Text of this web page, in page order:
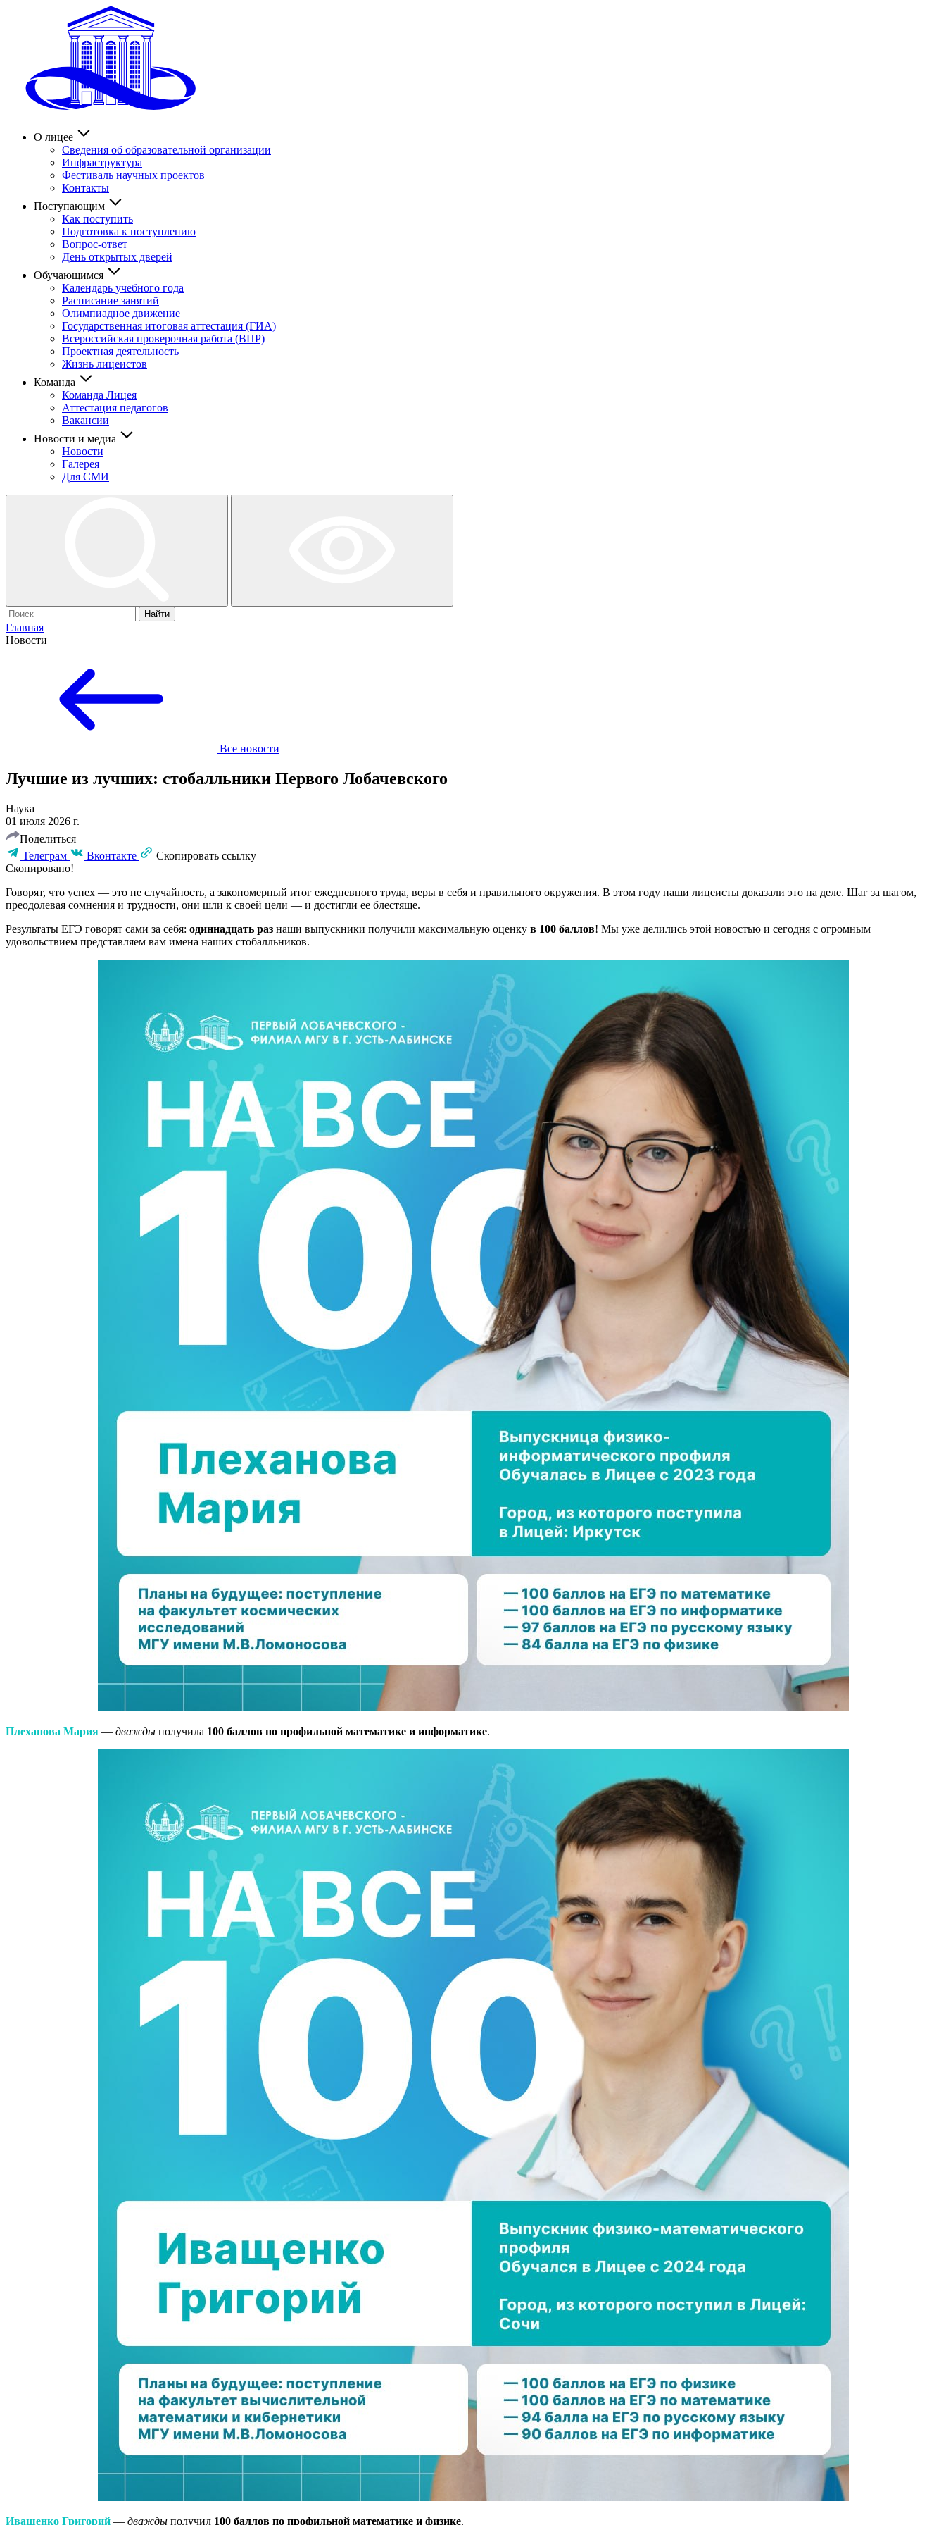
О лицее
Сведения об образовательной организации
Инфраструктура
Фестиваль научных проектов
Контакты
Поступающим
Как поступить
Подготовка к поступлению
Вопрос-ответ
День открытых дверей
Обучающимся
Календарь учебного года
Расписание занятий
Олимпиадное движение
Государственная итоговая аттестация (ГИА)
Всероссийская проверочная работа (ВПР)
Проектная деятельность
Жизнь лицеистов
Команда
Команда Лицея
Аттестация педагогов
Вакансии
Новости и медиа
Новости
Галерея
Для СМИ
Найти
Главная
Новости
Все новости
Лучшие из лучших: стобалльники Первого Лобачевского
Наука
01 июля 2026 г.
Поделиться
Телеграм
Вконтакте
Скопировать ссылку
Скопировано!
Говорят, что успех — это не случайность, а закономерный итог ежедневного труда, веры в себя и правильного окружения. В этом году наши лицеисты доказали это на деле. Шаг за шагом,
преодолевая сомнения и трудности, они шли к своей цели — и достигли ее блестяще.
Результаты ЕГЭ говорят сами за себя: одиннадцать раз наши выпускники получили максимальную оценку в 100 баллов! Мы уже делились этой новостью и сегодня с огромным
удовольствием представляем вам имена наших стобалльников.
Плеханова Мария — дважды получила 100 баллов по профильной математике и информатике.
Иващенко Григорий — дважды получил 100 баллов по профильной математике и физике.